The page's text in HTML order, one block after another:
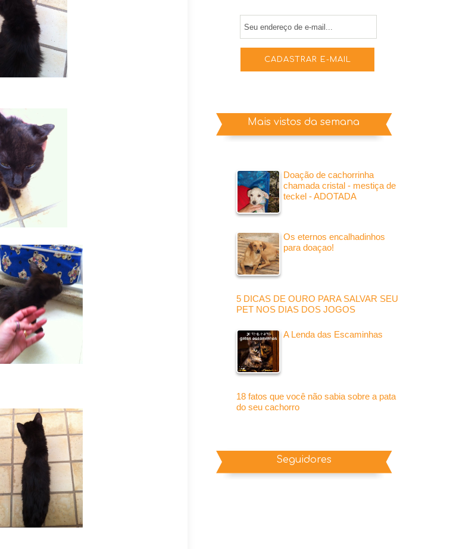
Mais vistos da semana
Doação de cachorrinha
chamada cristal - mestiça de
teckel - ADOTADA
Os eternos encalhadinhos
para doaçao!
5 DICAS DE OURO PARA SALVAR SEU
PET NOS DIAS DOS JOGOS
A Lenda das Escaminhas
18 fatos que você não sabia sobre a pata
do seu cachorro
Seguidores